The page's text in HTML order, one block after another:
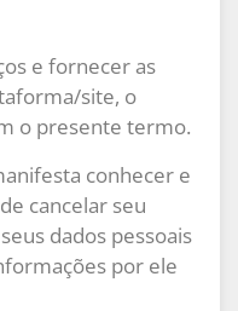
e fornecer as
site, o
o presente termo.
conhecer e
cancelar seu
dados pessoais
por ele